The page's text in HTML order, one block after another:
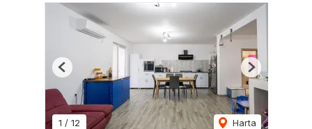
1 / 12 Harta
Previous Next